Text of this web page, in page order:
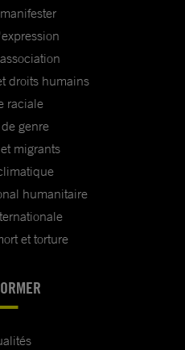
droits humains
raciale
genre
migrants
humanitaire
et torture